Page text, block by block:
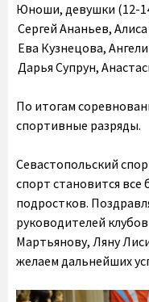
Юноши, девушки (12-
Сергей Ананьев,
Ева Кузнецова,
Дарья Супрун,
По итогам
спортивные разряды.
Севастопольский
спорт становится все
подростков.
руководителей
Мартьянову, Ляну
желаем дальнейших